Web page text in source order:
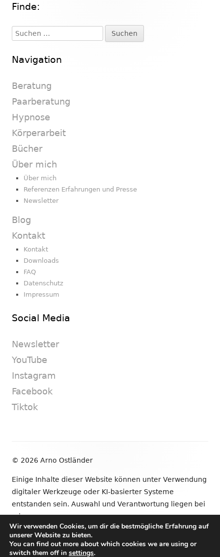
Haupt-
Seitenleiste
Finde:
Suchen
nach:
Navigation
Beratung
Paarberatung
Hypnose
Körperarbeit
Bücher
Über mich
Über mich
Referenzen Erfahrungen und Presse
Newsletter
Blog
Kontakt
Kontakt
Downloads
FAQ
Datenschutz
Impressum
Social Media
Newsletter
YouTube
Instagram
Facebook
Tiktok
© 2026 Arno Ostländer
Einige Inhalte dieser Website können unter Verwendung
digitaler Werkzeuge oder KI-basierter Systeme
entstanden sein. Auswahl und Verantwortung liegen bei
mir.
•VerwendetTiny Framework
Wir verwenden Cookies, um dir die bestmögliche Erfahrung auf
unserer Website zu bieten.
You can find out more about which cookies we are using or
switch them off in settings.